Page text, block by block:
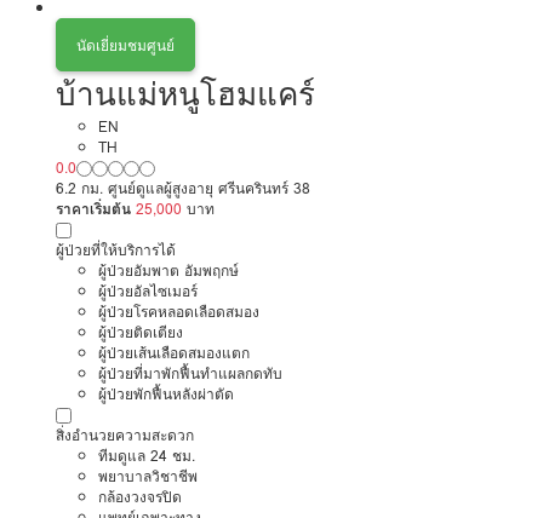
นัดเยี่ยมชมศูนย์
บ้านแม่หนูโฮมแคร์
EN
TH
0.0
6.2 กม. ศูนย์ดูแลผู้สูงอายุ ศรีนครินทร์ 38
ราคาเริ่มต้น 25,000 บาท
ผู้ป่วยที่ให้บริการได้
ผู้ป่วยอัมพาต อัมพฤกษ์
ผู้ป่วยอัลไซเมอร์
ผู้ป่วยโรคหลอดเลือดสมอง
ผู้ป่วยติดเตียง
ผู้ป่วยเส้นเลือดสมองแตก
ผู้ป่วยที่มาพักฟื้นทำแผลกดทับ
ผู้ป่วยพักฟื้นหลังผ่าตัด
สิ่งอำนวยความสะดวก
ทีมดูแล 24 ชม.
พยาบาลวิชาชีพ
กล้องวงจรปิด